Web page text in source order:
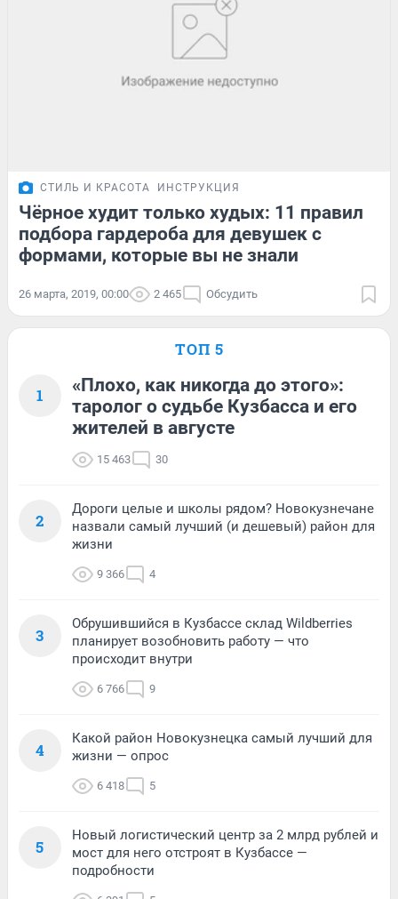
СТИЛЬ И КРАСОТА ИНСТРУКЦИЯ
Чёрное худит только худых: 11 правил
подбора гардероба для девушек с
формами, которые вы не знали
26 марта, 2019, 00:00 2 465 Обсудить
ТОП 5
1
«Плохо, как никогда до этого»:
таролог о судьбе Кузбасса и его
жителей в августе
15 463 30
2
Дороги целые и школы рядом? Новокузнечане
назвали самый лучший (и дешевый) район для
жизни
9 366 4
3
Обрушившийся в Кузбассе склад Wildberries
планирует возобновить работу — что
происходит внутри
6 766 9
4
Какой район Новокузнецка самый лучший для
жизни — опрос
6 418 5
5
Новый логистический центр за 2 млрд рублей и
мост для него отстроят в Кузбассе —
подробности